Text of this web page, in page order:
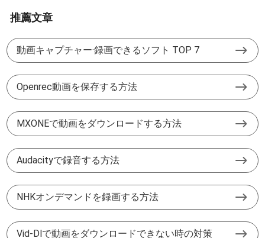
推薦文章
動画キャプチャー·録画できるソフト TOP 7
Openrec動画を保存する方法
MXONEで動画をダウンロードする方法
Audacityで録音する方法
NHKオンデマンドを録画する方法
Vid-Dlで動画をダウンロードできない時の対策